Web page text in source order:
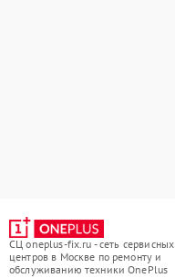
СЦ oneplus-fix.ru - сеть сервисных
центров в Москве по ремонту и
обслуживанию техники OnePlus